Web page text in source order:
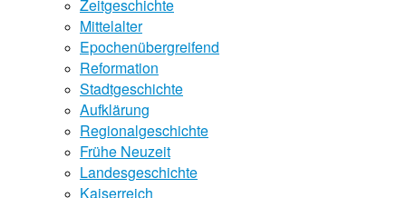
Zeitgeschichte
Mittelalter
Epochenübergreifend
Reformation
Stadtgeschichte
Aufklärung
Regionalgeschichte
Frühe Neuzeit
Landesgeschichte
Kaiserreich